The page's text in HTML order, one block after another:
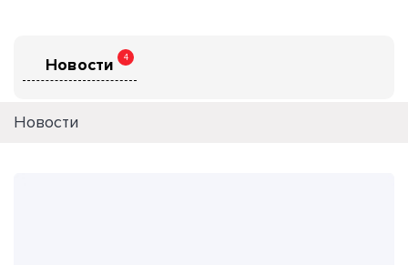
Новости 4
Новости